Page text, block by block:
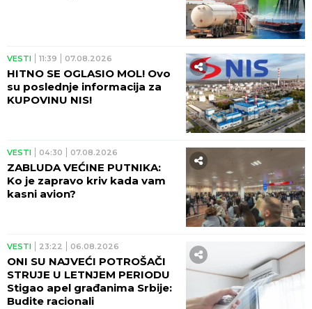
VESTI 11:39 07.08.2026
HITNO SE OGLASIO MOL! Ovo
su poslednje informacija za
KUPOVINU NIS!
VESTI 04:30 07.08.2026
ZABLUDA VEĆINE PUTNIKA:
Ko je zapravo kriv kada vam
kasni avion?
VESTI 23:22 06.08.2026
ONI SU NAJVEĆI POTROŠAČI
STRUJE U LETNJEM PERIODU
Stigao apel građanima Srbije:
Budite racionali